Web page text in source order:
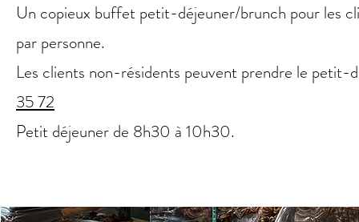
Un copieux buffet petit-déjeuner/brunch pour les
par personne.
Les clients non-résidents peuvent prendre le
35 72
Petit déjeuner de 8h30 à 10h30.